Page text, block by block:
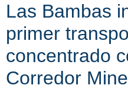
Las Bambas
primer
concentrado
Corredor